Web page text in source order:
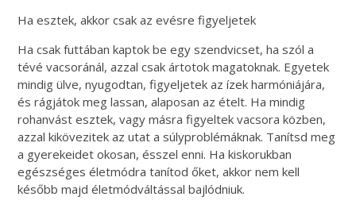
Ha esztek, akkor csak az evésre figyeljetek
Ha csak futtában kaptok be egy szendvicset, ha szól a
tévé vacsoránál, azzal csak ártotok magatoknak. Egyetek
mindig ülve, nyugodtan, figyeljetek az ízek harmóniájára,
és rágjátok meg lassan, alaposan az ételt. Ha mindig
rohanvást esztek, vagy másra figyeltek vacsora közben,
azzal kikövezitek az utat a súlyproblémáknak. Tanítsd meg
a gyerekeidet okosan, ésszel enni. Ha kiskorukban
egészséges életmódra tanítod őket, akkor nem kell
később majd életmódváltással bajlódniuk.